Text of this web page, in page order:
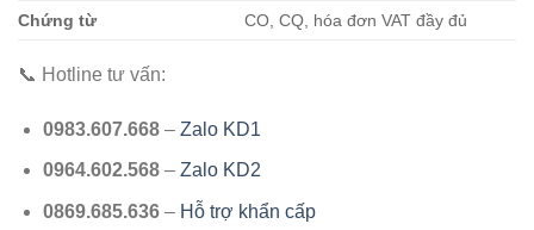
Chứng từ CO, CQ, hóa đơn VAT đầy đủ
📞 Hotline tư vấn:
0983.607.668– Zalo KD1
0964.602.568– Zalo KD2
0869.685.636– Hỗ trợ khẩn cấp